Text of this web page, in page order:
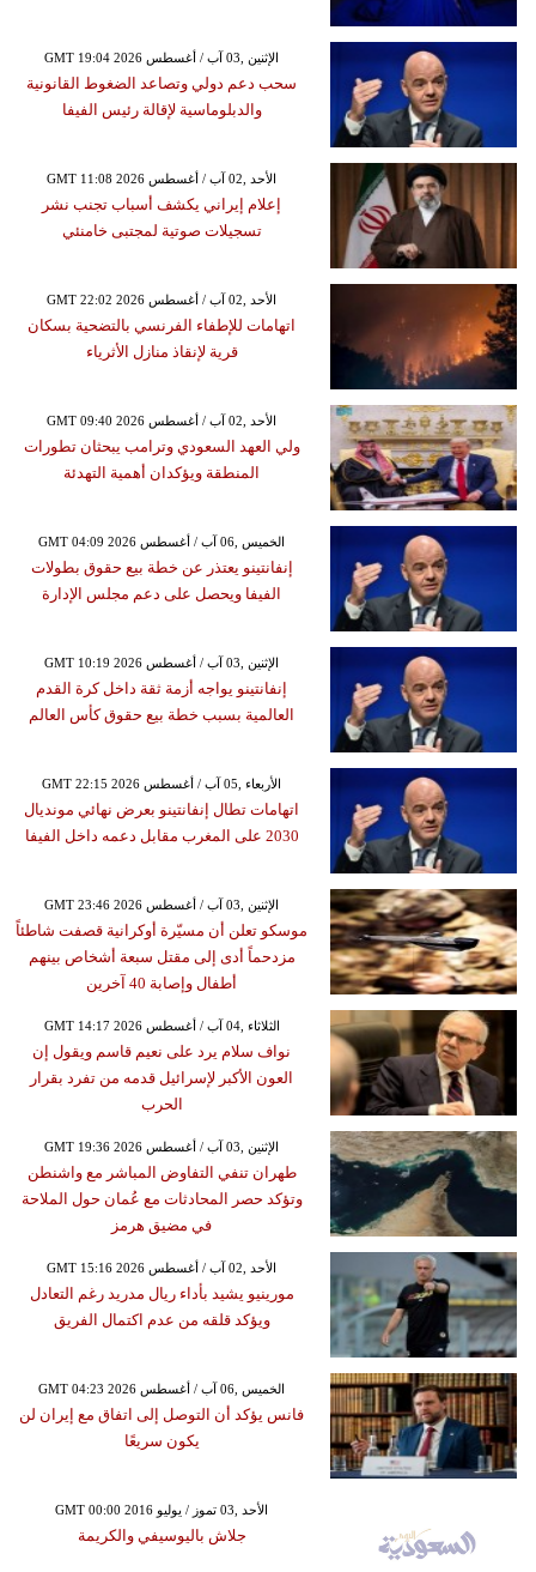
GMT 19:04 2026 الإثنين ,03 آب / أغسطس
سحب دعم دولي وتصاعد الضغوط القانونية
والدبلوماسية لإقالة رئيس الفيفا
GMT 11:08 2026 الأحد ,02 آب / أغسطس
إعلام إيراني يكشف أسباب تجنب نشر
تسجيلات صوتية لمجتبى خامنئي
GMT 22:02 2026 الأحد ,02 آب / أغسطس
اتهامات للإطفاء الفرنسي بالتضحية بسكان
قرية لإنقاذ منازل الأثرياء
GMT 09:40 2026 الأحد ,02 آب / أغسطس
ولي العهد السعودي وترامب يبحثان تطورات
المنطقة ويؤكدان أهمية التهدئة
GMT 04:09 2026 الخميس ,06 آب / أغسطس
إنفانتينو يعتذر عن خطة بيع حقوق بطولات
الفيفا ويحصل على دعم مجلس الإدارة
GMT 10:19 2026 الإثنين ,03 آب / أغسطس
إنفانتينو يواجه أزمة ثقة داخل كرة القدم
العالمية بسبب خطة بيع حقوق كأس العالم
GMT 22:15 2026 الأربعاء ,05 آب / أغسطس
اتهامات تطال إنفانتينو بعرض نهائي مونديال
2030 على المغرب مقابل دعمه داخل الفيفا
GMT 23:46 2026 الإثنين ,03 آب / أغسطس
موسكو تعلن أن مسيّرة أوكرانية قصفت شاطئاً
مزدحماً أدى إلى مقتل سبعة أشخاص بينهم
أطفال وإصابة 40 آخرين
GMT 14:17 2026 الثلاثاء ,04 آب / أغسطس
نواف سلام يرد على نعيم قاسم ويقول إن
العون الأكبر لإسرائيل قدمه من تفرد بقرار
الحرب
GMT 19:36 2026 الإثنين ,03 آب / أغسطس
طهران تنفي التفاوض المباشر مع واشنطن
وتؤكد حصر المحادثات مع عُمان حول الملاحة
في مضيق هرمز
GMT 15:16 2026 الأحد ,02 آب / أغسطس
مورينيو يشيد بأداء ريال مدريد رغم التعادل
ويؤكد قلقه من عدم اكتمال الفريق
GMT 04:23 2026 الخميس ,06 آب / أغسطس
فانس يؤكد أن التوصل إلى اتفاق مع إيران لن
يكون سريعًا
GMT 00:00 2016 الأحد ,03 تموز / يوليو
جلاش باليوسيفي والكريمة